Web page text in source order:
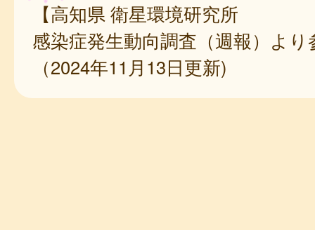
【高知県 衛星環境研究所
感染症発生動向調査（週報）より
（2024年11月13日更新)